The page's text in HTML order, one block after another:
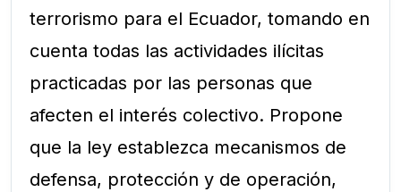
terrorismo para el Ecuador, tomando en
cuenta todas las actividades ilícitas
practicadas por las personas que
afecten el interés colectivo. Propone
que la ley establezca mecanismos de
defensa, protección y de operación,